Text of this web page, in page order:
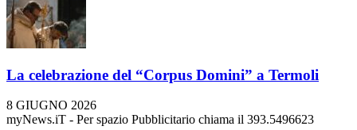
La celebrazione del “Corpus Domini” a Termoli
8 GIUGNO 2026
myNews.iT - Per spazio Pubblicitario chiama il 393.5496623